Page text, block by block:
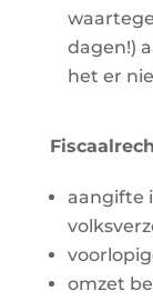
dagen!)
het er
aangifte
omzet